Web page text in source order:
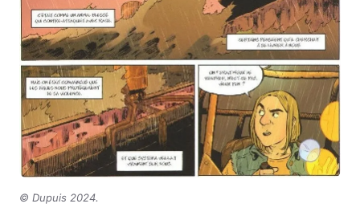
© Dupuis 2024.